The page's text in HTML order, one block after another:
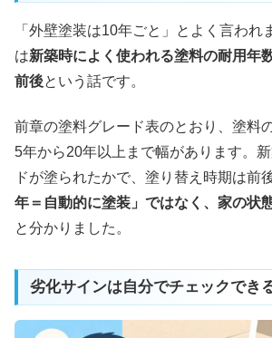
「外壁塗装は10年ごと」とよく言われ
は新築時によく使われる塗料の耐用年
前後という話です。
前章の塗料グレード表のとおり、塗料
5年から20年以上まで幅があります。
ドが塗られたかで、塗り替え時期は前
年＝自動的に塗装」ではなく、家の状
と分かりました。
劣化サインは自分でチェックでき